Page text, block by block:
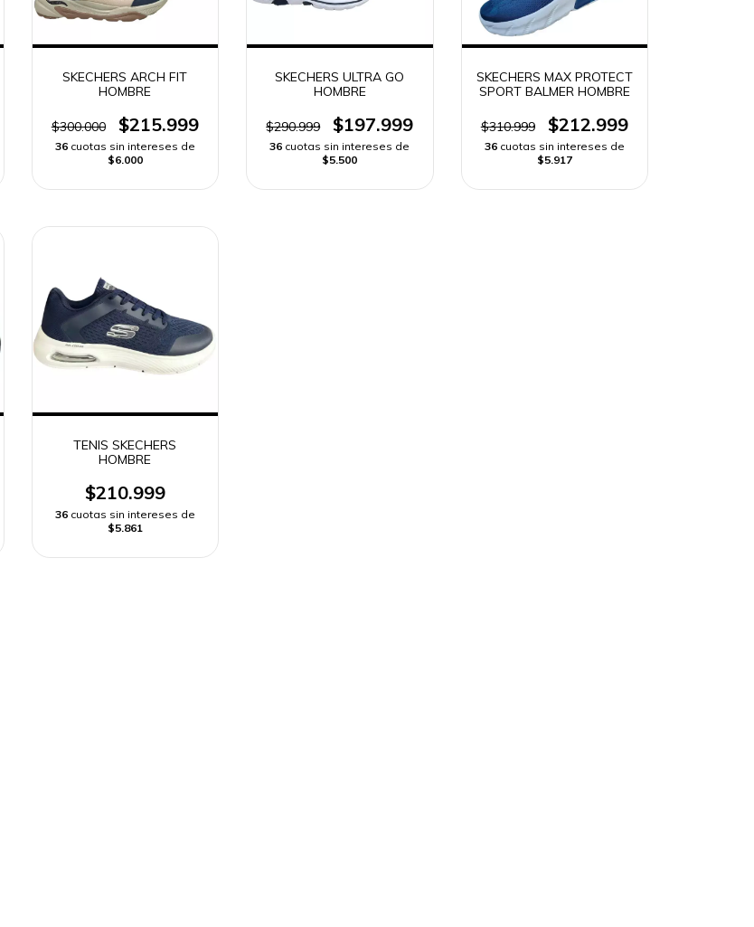
SKECHERS ARCH FIT
HOMBRE
$300.000 $215.999
36 cuotas sin intereses de
$6.000
SKECHERS ULTRA GO
HOMBRE
$290.999 $197.999
36 cuotas sin intereses de
$5.500
SKECHERS MAX PROTECT
SPORT BALMER HOMBRE
$310.999 $212.999
36 cuotas sin intereses de
$5.917
TENIS SKECHERS
HOMBRE
$210.999
36 cuotas sin intereses de
$5.861